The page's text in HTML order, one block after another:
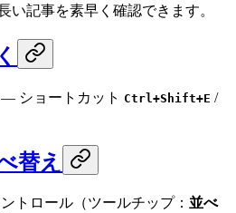
い記事を素早く確認できます。
ショートカット Ctrl+Shift+E /
替え
トロール（ツールチップ： 並べ